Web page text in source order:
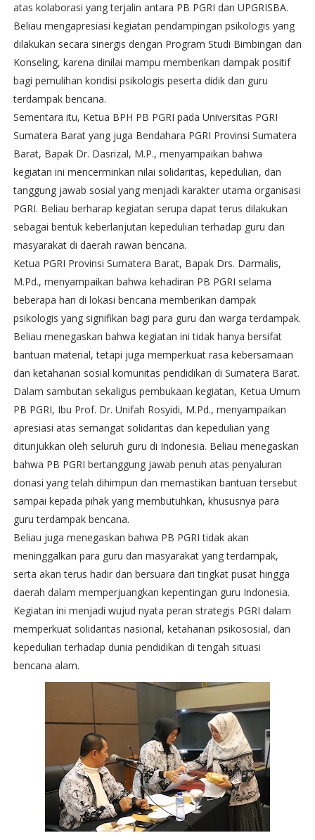
atas kolaborasi yang terjalin antara PB PGRI dan UPGRISBA.
Beliau mengapresiasi kegiatan pendampingan psikologis yang
dilakukan secara sinergis dengan Program Studi Bimbingan dan
Konseling, karena dinilai mampu memberikan dampak positif
bagi pemulihan kondisi psikologis peserta didik dan guru
terdampak bencana.
Sementara itu, Ketua BPH PB PGRI pada Universitas PGRI
Sumatera Barat yang juga Bendahara PGRI Provinsi Sumatera
Barat, Bapak Dr. Dasrizal, M.P., menyampaikan bahwa
kegiatan ini mencerminkan nilai solidaritas, kepedulian, dan
tanggung jawab sosial yang menjadi karakter utama organisasi
PGRI. Beliau berharap kegiatan serupa dapat terus dilakukan
sebagai bentuk keberlanjutan kepedulian terhadap guru dan
masyarakat di daerah rawan bencana.
Ketua PGRI Provinsi Sumatera Barat, Bapak Drs. Darmalis,
M.Pd., menyampaikan bahwa kehadiran PB PGRI selama
beberapa hari di lokasi bencana memberikan dampak
psikologis yang signifikan bagi para guru dan warga terdampak.
Beliau menegaskan bahwa kegiatan ini tidak hanya bersifat
bantuan material, tetapi juga memperkuat rasa kebersamaan
dan ketahanan sosial komunitas pendidikan di Sumatera Barat.
Dalam sambutan sekaligus pembukaan kegiatan, Ketua Umum
PB PGRI, Ibu Prof. Dr. Unifah Rosyidi, M.Pd., menyampaikan
apresiasi atas semangat solidaritas dan kepedulian yang
ditunjukkan oleh seluruh guru di Indonesia. Beliau menegaskan
bahwa PB PGRI bertanggung jawab penuh atas penyaluran
donasi yang telah dihimpun dan memastikan bantuan tersebut
sampai kepada pihak yang membutuhkan, khususnya para
guru terdampak bencana.
Beliau juga menegaskan bahwa PB PGRI tidak akan
meninggalkan para guru dan masyarakat yang terdampak,
serta akan terus hadir dan bersuara dari tingkat pusat hingga
daerah dalam memperjuangkan kepentingan guru Indonesia.
Kegiatan ini menjadi wujud nyata peran strategis PGRI dalam
memperkuat solidaritas nasional, ketahanan psikososial, dan
kepedulian terhadap dunia pendidikan di tengah situasi
bencana alam.